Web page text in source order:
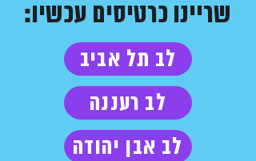
שריינו כרטיסים עכשיו:
לב תל אביב
לב רעננה
לב אבן יהודה